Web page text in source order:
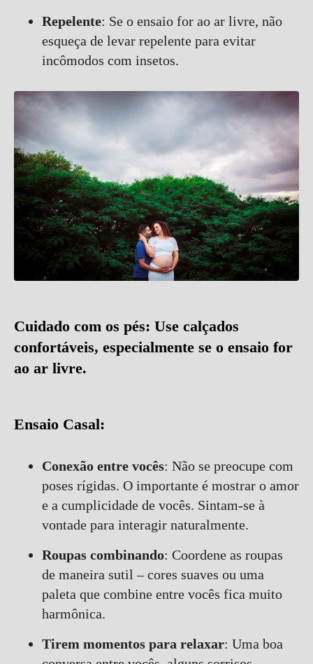
Repelente: Se o ensaio for ao ar livre, não
esqueça de levar repelente para evitar
incômodos com insetos.
Cuidado com os pés: Use calçados
confortáveis, especialmente se o ensaio for
ao ar livre.
Ensaio Casal:
Conexão entre vocês: Não se preocupe com
poses rígidas. O importante é mostrar o amor
e a cumplicidade de vocês. Sintam-se à
vontade para interagir naturalmente.
Roupas combinando: Coordene as roupas
de maneira sutil – cores suaves ou uma
paleta que combine entre vocês fica muito
harmônica.
Tirem momentos para relaxar: Uma boa